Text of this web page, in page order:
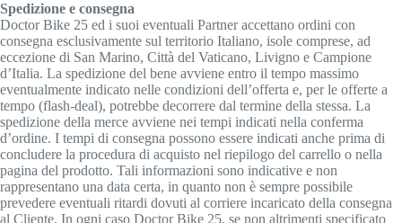
Spedizione e consegna
Doctor Bike 25 ed i suoi eventuali Partner accettano ordini con
consegna esclusivamente sul territorio Italiano, isole comprese, ad
eccezione di San Marino, Città del Vaticano, Livigno e Campione
d’Italia. La spedizione del bene avviene entro il tempo massimo
eventualmente indicato nelle condizioni dell’offerta e, per le offerte a
tempo (flash-deal), potrebbe decorrere dal termine della stessa. La
spedizione della merce avviene nei tempi indicati nella conferma
d’ordine. I tempi di consegna possono essere indicati anche prima di
concludere la procedura di acquisto nel riepilogo del carrello o nella
pagina del prodotto. Tali informazioni sono indicative e non
rappresentano una data certa, in quanto non è sempre possibile
prevedere eventuali ritardi dovuti al corriere incaricato della consegna
al Cliente. In ogni caso Doctor Bike 25, se non altrimenti specificato